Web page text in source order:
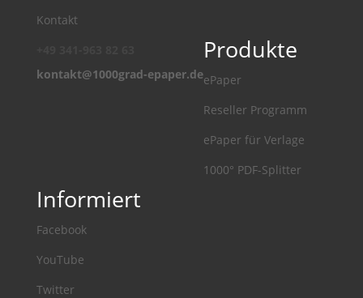
Kontakt
kontakt@1000grad-epaper.de
Produkte
ePaper
Reseller Programm
ePaper für Verlage
1000° PDF-Splitter
Informiert
Facebook
YouTube
Twitter